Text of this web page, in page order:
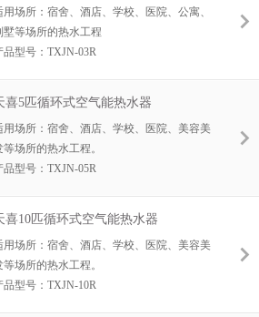
用场所：宿舍、酒店、学校、医院、公寓、
墅等场所的热水工程
品型号：TXJN-03R
水量：200L/h
用人数：80-150人
势：断电记忆功能，无需专人管理 分时段运
喜5匹循环式空气能热水器
用场所：宿舍、酒店、学校、医院、美容美
等场所的热水工程。
品型号：TXJN-05R
水量：405L/h
用人数：150-250人
势：断电记忆功能，无需专人管理
喜10匹循环式空气能热水器
用场所：宿舍、酒店、学校、医院、美容美
等场所的热水工程。
品型号：TXJN-10R